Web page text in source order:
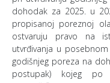
dohodak za 2025. u
propisanoj poreznoj
ostvaruju pravo na
utvrđivanja u
godišnjeg poreza na
postupak) kojeg po